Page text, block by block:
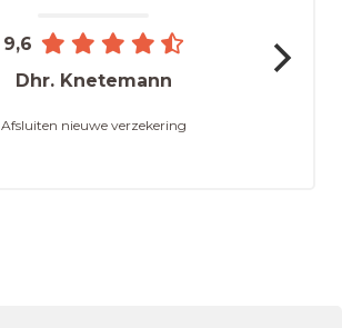
9,6
Dhr. Knetemann
Afsluiten nieuwe verzekering